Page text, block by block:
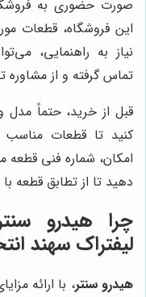
صورت حضوری به
این فروشگاه، قطعات
نیاز به راهنمایی،
تماس گرفته و از
قبل از خرید، حتماً
کنید تا قطعات
امکان، شماره فنی قطعه
دهید تا از تطابق قطعه
چرا هیدرو
لیفتراک سهند
هیدرو سنتر، با ارائه